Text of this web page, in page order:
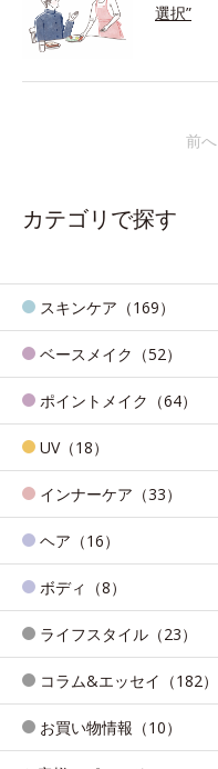
選択”
前へ
カテゴリで探す
スキンケア（169）
ベースメイク（52）
ポイントメイク（64）
UV（18）
インナーケア（33）
ヘア（16）
ボディ（8）
ライフスタイル（23）
コラム&エッセイ（182）
お買い物情報（10）